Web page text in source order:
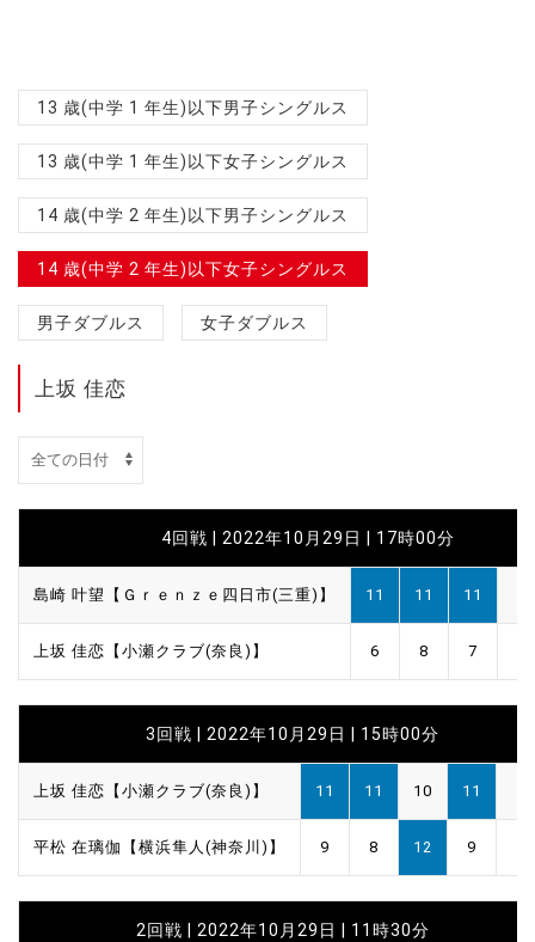
13 歳(中学 1 年生)以下男子シングルス
13 歳(中学 1 年生)以下女子シングルス
14 歳(中学 2 年生)以下男子シングルス
14 歳(中学 2 年生)以下女子シングルス
男子ダブルス 女子ダブルス
上坂 佳恋
4回戦 | 2022年10月29日 | 17時00分
島崎 叶望【Ｇｒｅｎｚｅ四日市(三重)】 11 11 11
上坂 佳恋【小瀬クラブ(奈良)】 6 8 7
3回戦 | 2022年10月29日 | 15時00分
上坂 佳恋【小瀬クラブ(奈良)】 11 11 10 11
平松 在璃伽【横浜隼人(神奈川)】 9 8 12 9
2回戦 | 2022年10月29日 | 11時30分